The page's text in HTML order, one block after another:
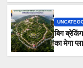
बिग
का मेगा